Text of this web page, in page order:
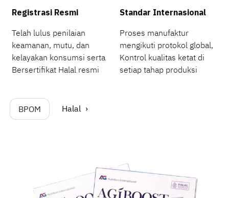
Registrasi Resmi
Standar Internasional
Telah lulus penilaian
keamanan, mutu, dan
kelayakan konsumsi serta
Bersertifikat Halal resmi
Proses manufaktur
mengikuti protokol global,
Kontrol kualitas ketat di
setiap tahap produksi
BPOM Halal